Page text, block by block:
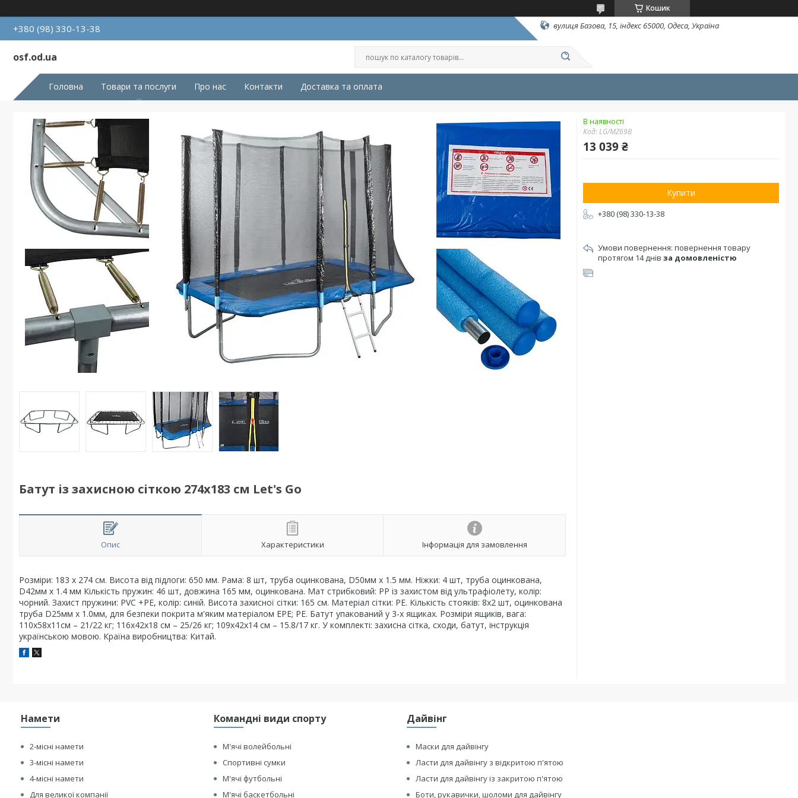
Кошик
+380 (98) 330-13-38 вулиця Базова, 15, індекс 65000, Одеса, Україна
osf.od.ua
Головна Товари та послуги Про нас Контакти Доставка та оплата
Батут із захисною сіткою 274х183 см Let's Go
Опис Характеристики Інформація для замовлення
Розміри: 183 x 274 см. Висота від підлоги: 650 мм. Рама: 8 шт, труба оцинкована, D50мм х 1.5 мм. Ніжки: 4 шт, труба оцинкована,
D42мм х 1.4 мм Кількість пружин: 46 шт, довжина 165 мм, оцинкована. Мат стрибковий: PP із захистом від ультрафіолету, колір:
чорний. Захист пружини: PVC +PE, колір: синій. Висота захисної сітки: 165 см. Матеріал сітки: PE. Кількість стояків: 8х2 шт, оцинкована
труба D25мм х 1.0мм, для безпеки покрита м'яким матеріалом EPE; PE. Батут упакований у 3-х ящиках. Розміри ящиків, вага:
110х58х11см – 21/22 кг; 116х42х18 см – 25/26 кг; 109х42х14 см – 15.8/17 кг. У комплекті: захисна сітка, сходи, батут, інструкція
українською мовою. Країна виробництва: Китай.
В наявності
Код:LG/MZ69B
13 039 ₴
Купити
+380 (98) 330-13-38
повернення товару
протягом 14 днів за домовленістю
Намети
2-місні намети
3-місні намети
4-місні намети
Для великої компанії
Командні види спорту
М'ячі волейбольні
Спортивні сумки
М'ячі футбольні
М'ячі баскетбольні
Дайвінг
Маски для дайвінгу
Ласти для дайвінгу з відкритою п'ятою
Ласти для дайвінгу із закритою п'ятою
Боти, рукавички, шоломи для дайвінгу